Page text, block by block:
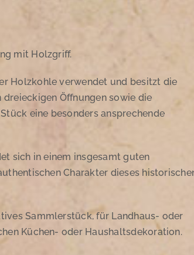
mit Holzgriff.
Holzkohle verwendet und besitzt die
Öffnungen sowie die
eine besonders ansprechende
sich in einem insgesamt guten
Charakter dieses
Sammlerstück, für Landhaus- oder
Küchen- oder Haushaltsdekoration.